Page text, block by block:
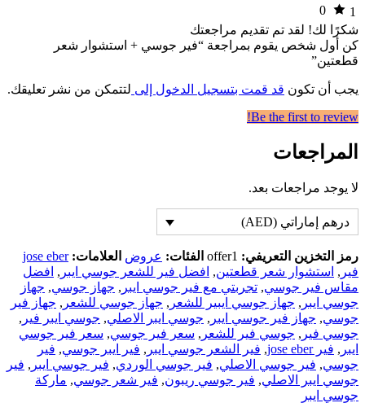
1
0
شكرًا لك! لقد تم تقديم مراجعتك
كن أول شخص يقوم بمراجعة “فير جوسي + استشوار شعر
قطعتين”
يجب أن تكون قد قمت بتسجيل الدخول إلى لتتمكن من نشر تعليقك.
Be the first to review!
المراجعات
لا يوجد مراجعات بعد.
درهم إماراتي (AED)
رمز التخزين التعريفي: offer1 الفئات: عروض العلامات: jose eber
فير , استشوار شعر قطعتين, افضل فير للشعر جوسي ايبر , افضل
مقاس فير جوسي, تجربتي مع فير جوسي ايبر , جهاز جوسي, جهاز
جوسي ايبر , جهاز جوسي ايبير للشعر , جهاز جوسي للشعر , جهاز فير
جوسي, جهاز فير جوسي ايبر , جوسي ايبر الاصلي, جوسي ايبر فير ,
جوسي فير , جوسي فير للشعر , سعر فير جوسي, سعر فير جوسي
ايبر , فير jose eber , فير الشعر جوسي ايبر , فير ايبر جوسي, فير
جوسي, فير جوسي الاصلي, فير جوسي الوردي, فير جوسي ايبر , فير
جوسي ايبر الاصلي, فير جوسي ريبون, فير شعر جوسي, ماركة
جوسي ايبر